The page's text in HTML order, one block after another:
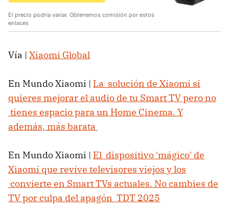
El precio podría variar. Obtenemos comisión por estos
enlaces
Vía | Xiaomi Global
En Mundo Xiaomi | La solución de Xiaomi si
quieres mejorar el audio de tu Smart TV pero no
tienes espacio para un Home Cinema. Y
además, más barata
En Mundo Xiaomi | El dispositivo 'mágico' de
Xiaomi que revive televisores viejos y los
convierte en Smart TVs actuales. No cambies de
TV por culpa del apagón TDT 2025